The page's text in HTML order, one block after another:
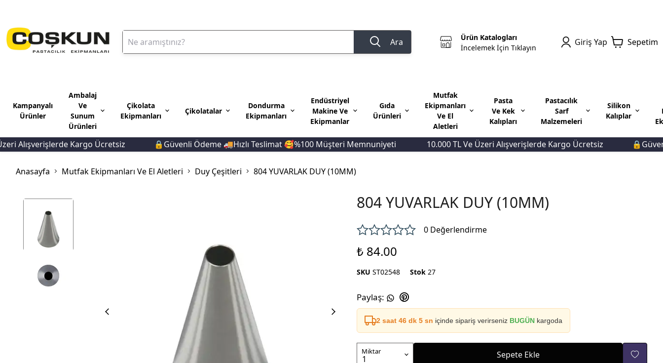
Ara
Ürün Katalogları
İncelemek İçin Tıklayın
Giriş Yap Sepetim
Kampanyalı
Ürünler
Ambalaj
Ve
Sunum
Ürünleri
Çikolata
Ekipmanları
Çikolatalar
Dondurma
Ekipmanları
Endüstriyel
Makine Ve
Ekipmanlar
Gıda
Ürünleri
Mutfak
Ekipmanları
Ve El
Aletleri
Pasta
Ve Kek
Kalıpları
Pastacılık
Sarf
Malzemeleri
Silikon
Kalıplar
Kargo Ücretsiz 🔒Güvenli Ödeme 🚚Hızlı Teslimat 🥰%100 Müşteri Memnuniyeti 10.000 TL Ve Üzeri Alışverişlerde Kargo Ücretsiz 🔒Güvenli
Anasayfa Mutfak Ekipmanları Ve El Aletleri Duy Çeşitleri 804 YUVARLAK DUY (10MM)
804 YUVARLAK DUY (10MM)
0 Değerlendirme
₺ 84.00
SKU ST02548 Stok 27
Paylaş:
2 saat 46 dk 4 sn içinde sipariş verirseniz BUGÜN kargoda
Miktar Sepete Ekle